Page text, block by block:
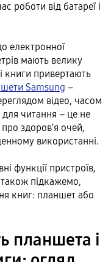
роботи від батареї і
електронної
мають велику
книги привертають
Samsung –
відео, часом
читання – це не
про здоров'я очей,
використанні.
функції пристроїв,
також підкажемо,
книг: планшет або
планшета і